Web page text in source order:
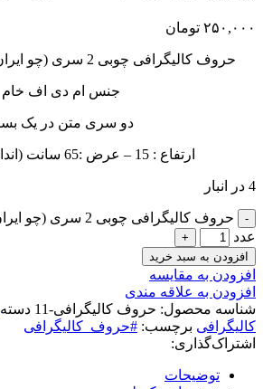
۲۵۰,۰۰۰ تومان
حروف کالیگرافی چوبی 2 سری (چو ایران نباشد تن من مباد)
جنس ام دی اف خام
دو سری متن در یک
ارتفاع : 15 – عرض :65 سانت (اندازه یک سری)
4 در انبار
حروف کالیگرافی چوبی
عدد
افزودن به سبد خرید
افزودن به مقایسه
افزودن به علاقه مندی
شناسه محصول: حروف کالیگرافی-11
کالیگرافی برچسب: #حروف_کالیگرافی
اشتراک‌گذاری:
توضیحات